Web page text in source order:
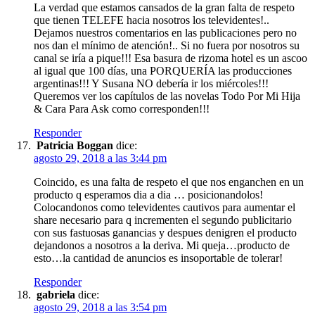
La verdad que estamos cansados de la gran falta de respeto
que tienen TELEFE hacia nosotros los televidentes!..
Dejamos nuestros comentarios en las publicaciones pero no
nos dan el mínimo de atención!.. Si no fuera por nosotros su
canal se iría a pique!!! Esa basura de rizoma hotel es un ascoo
al igual que 100 días, una PORQUERÍA las producciones
argentinas!!! Y Susana NO debería ir los miércoles!!!
Queremos ver los capítulos de las novelas Todo Por Mi Hija
& Cara Para Ask como corresponden!!!
Responder
Patricia Boggan dice:
agosto 29, 2018 a las 3:44 pm
Coincido, es una falta de respeto el que nos enganchen en un
producto q esperamos dia a dia … posicionandolos!
Colocandonos como televidentes cautivos para aumentar el
share necesario para q incrementen el segundo publicitario
con sus fastuosas ganancias y despues denigren el producto
dejandonos a nosotros a la deriva. Mi queja…producto de
esto…la cantidad de anuncios es insoportable de tolerar!
Responder
gabriela dice:
agosto 29, 2018 a las 3:54 pm